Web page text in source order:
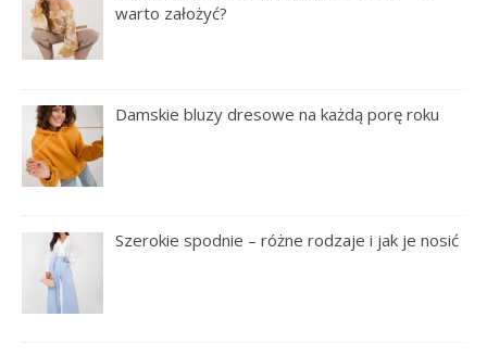
warto założyć?
Damskie bluzy dresowe na każdą porę roku
Szerokie spodnie – różne rodzaje i jak je nosić